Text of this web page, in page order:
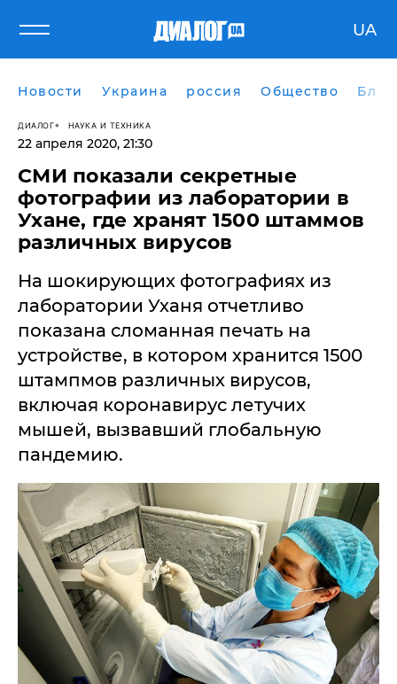
UA
Новости Украина россия Общество
ДИАЛОГ НАУКА И ТЕХНИКА
22 апреля 2020, 21:30
СМИ показали секретные
фотографии из лаборатории в
Ухане, где хранят 1500 штаммов
различных вирусов
На шокирующих фотографиях из
лаборатории Уханя отчетливо
показана сломанная печать на
устройстве, в котором хранится 1500
штампмов различных вирусов,
включая коронавирус летучих
мышей, вызвавший глобальную
пандемию.